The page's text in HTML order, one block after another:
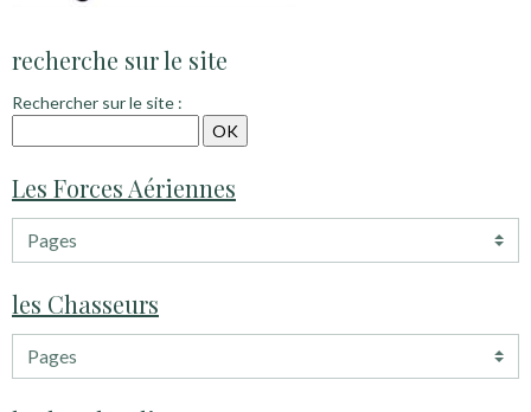
recherche sur le site
Rechercher sur le site :
Les Forces Aériennes
les Chasseurs